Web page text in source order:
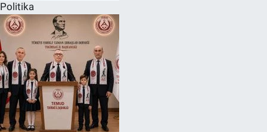
Politika